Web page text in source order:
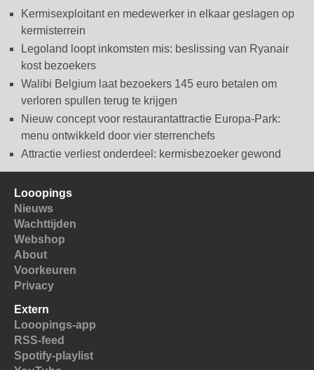
Kermisexploitant en medewerker in elkaar geslagen op
kermisterrein
Legoland loopt inkomsten mis: beslissing van Ryanair
kost bezoekers
Walibi Belgium laat bezoekers 145 euro betalen om
verloren spullen terug te krijgen
Nieuw concept voor restaurantattractie Europa-Park:
menu ontwikkeld door vier sterrenchefs
Attractie verliest onderdeel: kermisbezoeker gewond
Looopings
Nieuws
Wachttijden
Webshop
About
Voorkeuren
Privacy
Extern
Looopings-app
RSS-feed
Spotify-playlist